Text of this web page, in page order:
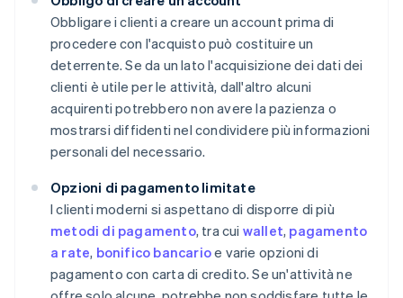
Obbligare i clienti a creare un account prima di
procedere con l'acquisto può costituire un
deterrente. Se da un lato l'acquisizione dei dati dei
clienti è utile per le attività, dall'altro alcuni
acquirenti potrebbero non avere la pazienza o
mostrarsi diffidenti nel condividere più informazioni
personali del necessario.
Opzioni di pagamento limitate
I clienti moderni si aspettano di disporre di più
metodi di pagamento, tra cui wallet, pagamento
a rate, bonifico bancarioe varie opzioni di
pagamento con carta di credito. Se un'attività ne